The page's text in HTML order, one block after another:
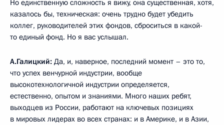
Но единственную сложность я вижу, она существенная, хотя,
казалось бы, техническая: очень трудно будет убедить
коллег, руководителей этих фондов, сброситься в какой-
то единый фонд. Но я вас услышал.
А.Галицкий: Да, и, наверное, последний момент – это то,
что успех венчурной индустрии, вообще
высокотехнологичной индустрии определяется,
естественно, опытом и знаниями. Много наших ребят,
выходцев из России, работают на ключевых позициях
в мировых лидерах во всех странах: и в Америке, и в Азии,